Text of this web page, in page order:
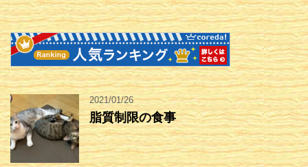
2021/01/26
脂質制限の食事